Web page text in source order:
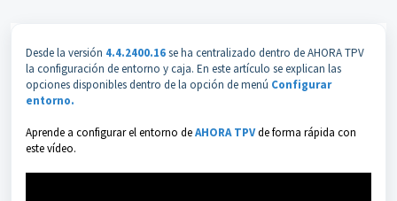
Desde la versión 4.4.2400.16se ha centralizado dentro de AHORA TPV
la configuración de entorno y caja. En este artículo se explican las
opciones disponibles dentro de la opción de menú Configurar
entorno.
Aprende a configurar el entorno deAHORA TPVde forma rápida con
este vídeo.